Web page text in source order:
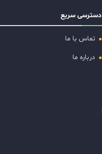
دسترسی سریع
تماس با ما
درباره ما